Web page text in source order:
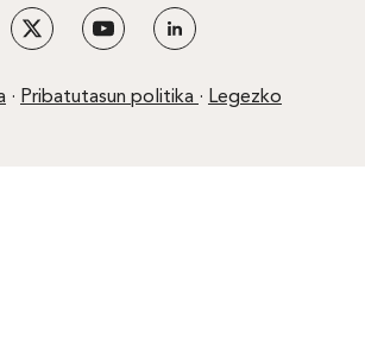
· Pribatutasun politika · Legezko